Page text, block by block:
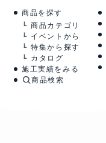
商品を探す
商品カテゴリ
イベントから
特集から探す
カタログ
施工実績をみる
商品検索